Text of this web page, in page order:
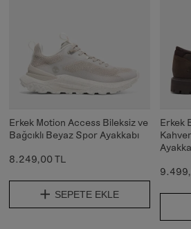
Erkek Motion Access Bileksiz ve
Bağcıklı Beyaz Spor Ayakkabı
8.249,00 TL
SEPETE EKLE
Erkek